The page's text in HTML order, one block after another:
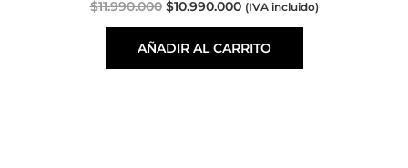
$11.990.000 $10.990.000 (IVA incluido)
AÑADIR AL CARRITO